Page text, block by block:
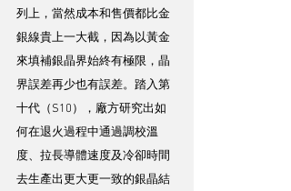
列上，當然成本和售價都比金
銀線貴上一大截，因為以黃金
來填補銀晶界始終有極限，晶
界誤差再少也有誤差。踏入第
十代（S10），廠方研究出如
何在退火過程中通過調校溫
度、拉長導體速度及冷卻時間
去生產出更大更一致的銀晶結